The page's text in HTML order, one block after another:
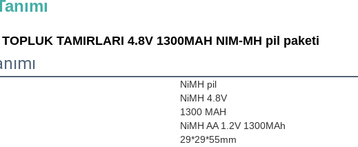
TAMIRLARI 4.8V 1300MAH NIM-MH pil paketi
NiMH pil
NiMH 4.8V
1300 MAH
NiMH AA 1.2V 1300MAh
29*29*55mm